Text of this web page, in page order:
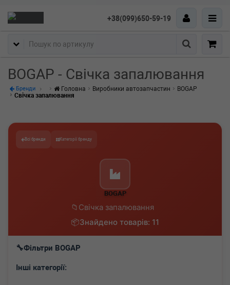
+38(099)650-59-19
Пошук
BOGAP - Свічка запалювання
Бренди Головна Виробники автозапчастин
BOGAP
Свічка запалювання
Всі бренди Категорії бренду
BOGAP
Свічка запалювання
Знайдено товарів: 11
Фільтри BOGAP
Інші категорії: